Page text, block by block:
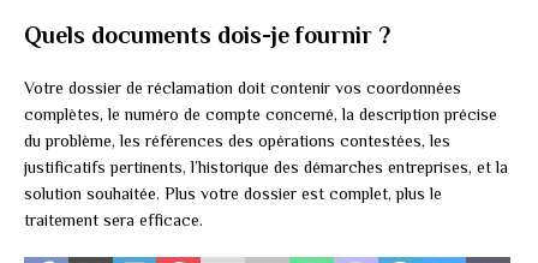
Quels documents dois-je fournir ?
Votre dossier de réclamation doit contenir vos coordonnées
complètes, le numéro de compte concerné, la description précise
du problème, les références des opérations contestées, les
justificatifs pertinents, l’historique des démarches entreprises, et la
solution souhaitée. Plus votre dossier est complet, plus le
traitement sera efficace.